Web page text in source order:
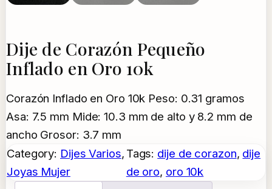
Dije de Corazón Pequeño
Inflado en Oro 10k
Corazón Inflado en Oro 10k Peso: 0.31 gramos
Asa: 7.5 mm Mide: 10.3 mm de alto y 8.2 mm de
ancho Grosor: 3.7 mm
Category: Dijes Varios ,
Joyas Mujer
Tags: dije de corazon, dije
de oro, oro 10k